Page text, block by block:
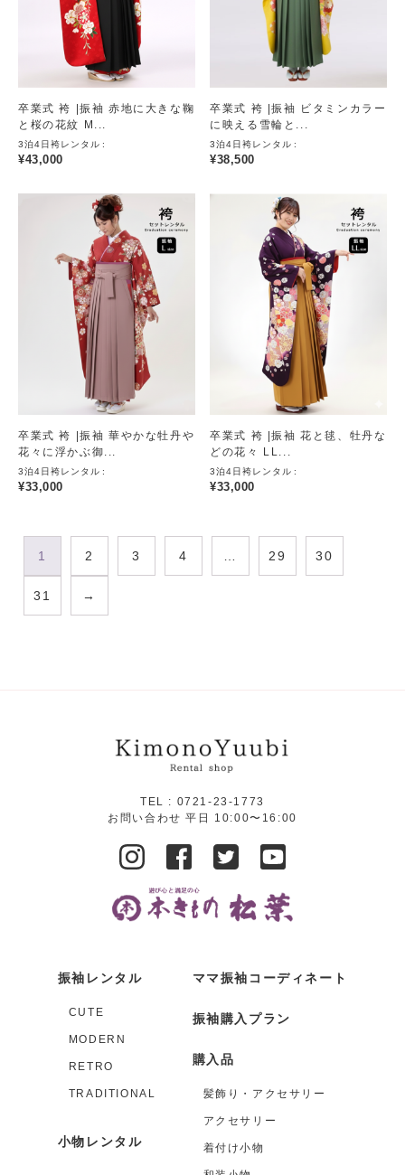
卒業式 袴 |振袖 赤地に大きな鞠
と桜の花紋 M...
3泊4日袴レンタル
¥43,000
卒業式 袴 |振袖 ビタミンカラー
に映える雪輪と...
3泊4日袴レンタル
¥38,500
卒業式 袴 |振袖 華やかな牡丹や
花々に浮かぶ御...
3泊4日袴レンタル
¥33,000
卒業式 袴 |振袖 花と毬、牡丹な
どの花々 LL...
3泊4日袴レンタル
¥33,000
1 2 3 4 29 30
31 →
TEL : 0721-23-1773
お問い合わせ 平日 10:00〜16:00
振袖レンタル
CUTE
MODERN
RETRO
TRADITIONAL
小物レンタル
ママ振袖コーディネート
振袖購入プラン
購入品
髪飾り・アクセサリー
アクセサリー
着付け小物